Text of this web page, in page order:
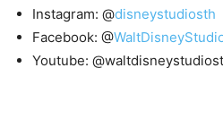
Instagram: @disneystudiosth
Facebook: @
Youtube: